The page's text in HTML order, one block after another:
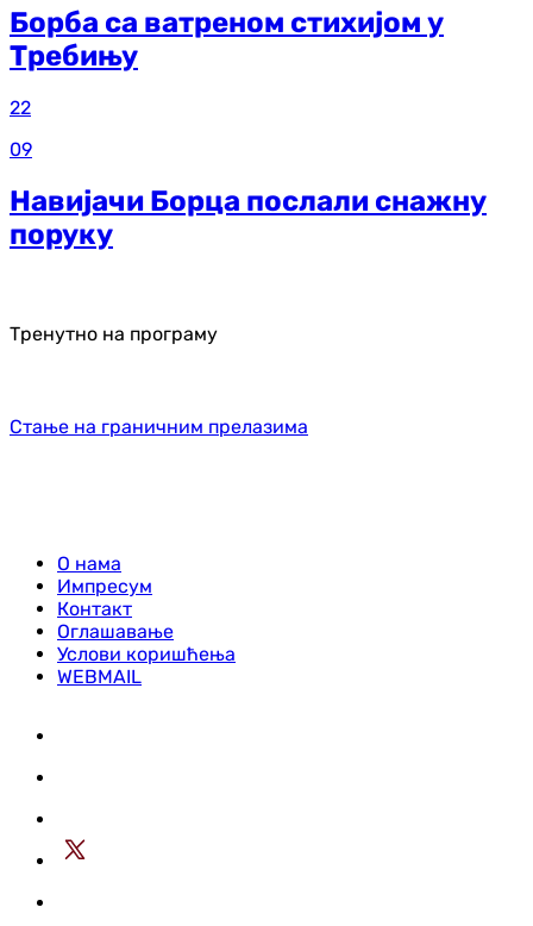
Борба са ватреном стихијом у
Требињу
22
09
Навијачи Борца послали снажну
поруку
Тренутно на програму
Стање на граничним прелазима
О нама
Импресум
Контакт
Оглашавање
Услови коришћења
WEBMAIL